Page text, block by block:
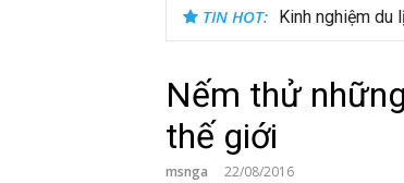
TIN HOT: Kinh nghiệm du
Nếm thử
thế giới
msnga 22/08/2016